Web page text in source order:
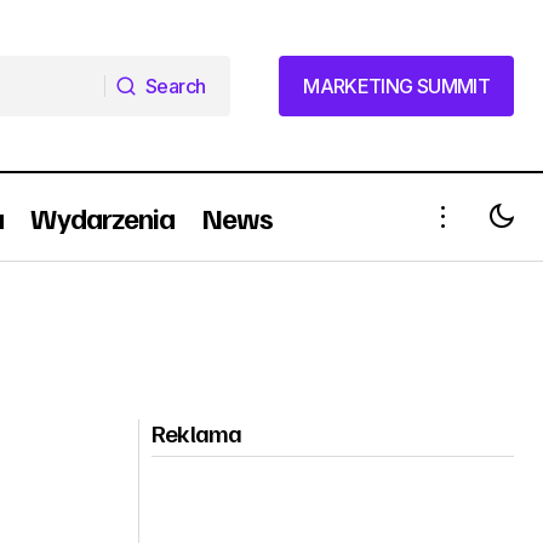
Search
MARKETING SUMMIT
MARKETING SUMMIT
Wydarzenia News
Reklama